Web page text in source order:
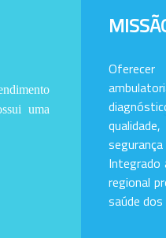
uma
Integrado
regional
saúde